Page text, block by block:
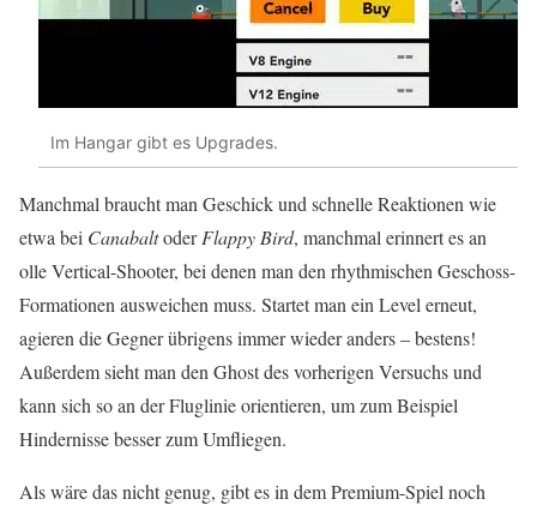
Im Hangar gibt es Upgrades.
Manchmal braucht man Geschick und schnelle Reaktionen wie
etwa bei CanabaltoderFlappy Bird, manchmal erinnert es an
olle Vertical-Shooter, bei denen man den rhythmischen Geschoss-
Formationen ausweichen muss. Startet man ein Level erneut,
agieren die Gegner übrigens immer wieder anders – bestens!
Außerdem sieht man den Ghost des vorherigen Versuchs und
kann sich so an der Fluglinie orientieren, um zum Beispiel
Hindernisse besser zum Umfliegen.
Als wäre das nicht genug, gibt es in dem Premium-Spiel noch